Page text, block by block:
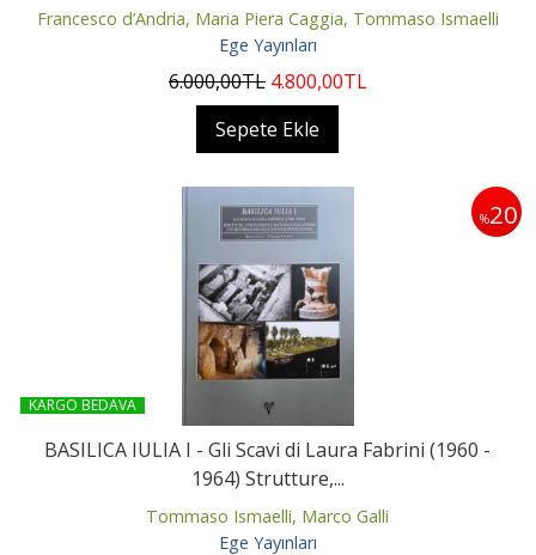
Francesco d’Andria, Maria Piera Caggia, Tommaso Ismaelli
Ege Yayınları
6.000,00TL 4.800,00TL
Sepete Ekle
%20
KARGO BEDAVA
BASILICA IULIA I - Gli Scavi di Laura Fabrini (1960 -
1964) Strutture,...
Tommaso Ismaelli, Marco Galli
Ege Yayınları